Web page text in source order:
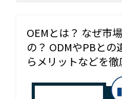
OEMとは？ なぜ市
の？ ODMやPBとの
らメリットなどを